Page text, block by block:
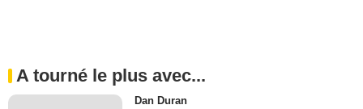
A tourné le plus avec...
Dan Duran